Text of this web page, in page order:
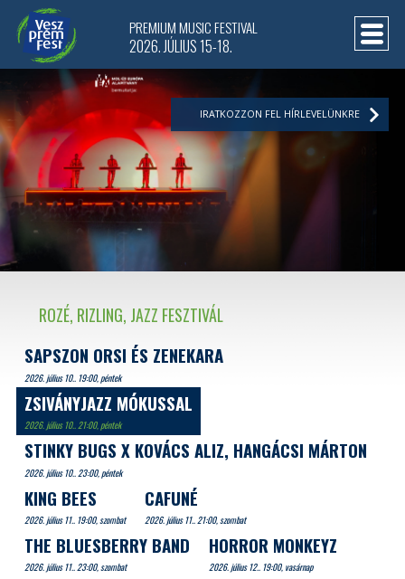
ROZÉ, RIZLING, JAZZ FESZTIVÁL
SAPSZON ORSI ÉS ZENEKARA
2026. július 10.. 19:00, péntek
ZSIVÁNYJAZZ MÓKUSSAL
2026. július 10.. 21:00, péntek
STINKY BUGS X KOVÁCS ALIZ, HANGÁCSI MÁRTON
2026. július 10.. 23:00, péntek
KING BEES
2026. július 11.. 19:00, szombat
CAFUNÉ
2026. július 11.. 21:00, szombat
THE BLUESBERRY BAND
2026. július 11.. 23:00, szombat
HORROR MONKEYZ
2026. július 12.. 19:00, vasárnap
PREMIUM MUSIC FESTIVAL
2026. JÚLIUS 15-18.
IRATKOZZON FEL HÍRLEVELÜNKRE